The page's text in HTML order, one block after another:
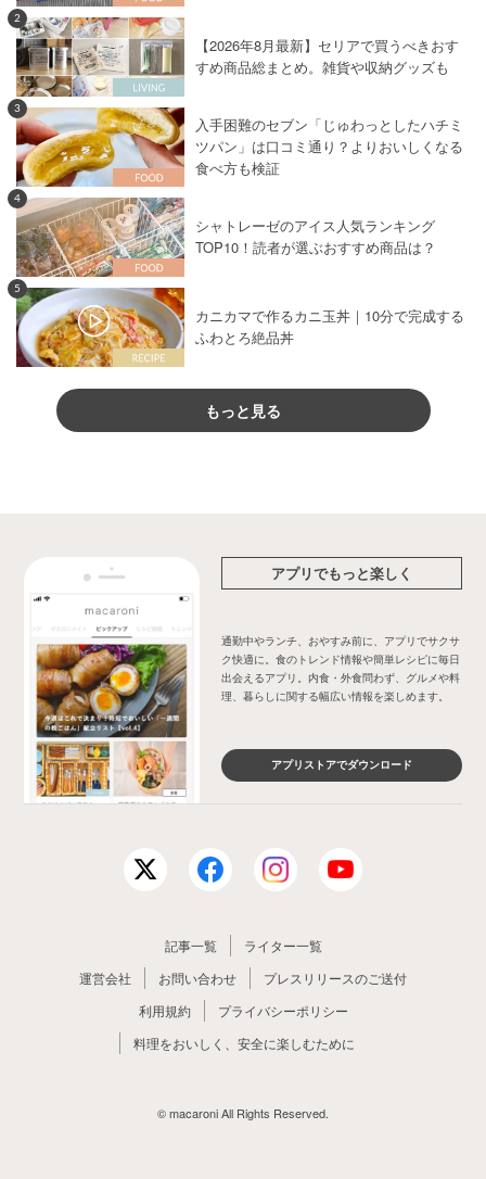
2
【2026年8月最新】セリアで買うべきおす
すめ商品総まとめ。雑貨や収納グッズも
3
入手困難のセブン「じゅわっとしたハチミ
ツパン」は口コミ通り？よりおいしくなる
食べ方も検証
4
シャトレーゼのアイス人気ランキング
TOP10！読者が選ぶおすすめ商品は？
5
カニカマで作るカニ玉丼｜10分で完成する
ふわとろ絶品丼
もっと見る
アプリでもっと楽しく
通勤中やランチ、おやすみ前に、アプリでサクサ
ク快適に。食のトレンド情報や簡単レシピに毎日
出会えるアプリ。内食・外食問わず、グルメや料
理、暮らしに関する幅広い情報を楽しめます。
アプリストアでダウンロード
記事一覧
ライター一覧
運営会社
お問い合わせ
プレスリリースのご送付
利用規約
プライバシーポリシー
料理をおいしく、安全に楽しむために
© macaroni All Rights Reserved.